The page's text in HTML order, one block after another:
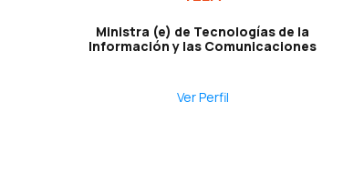
Ministra (e) de Tecnologías de la
Información y las Comunicaciones
Ver Perfil